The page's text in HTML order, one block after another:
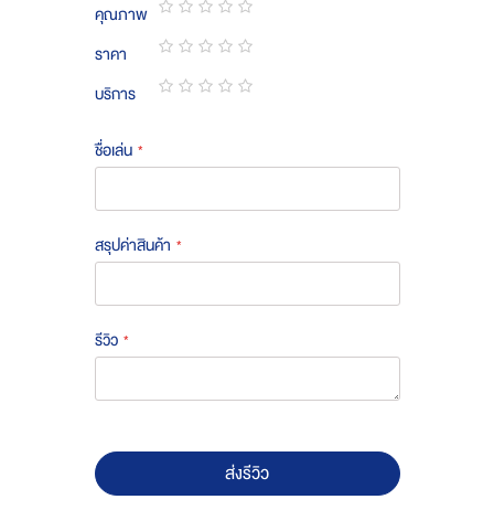
คุณภาพ
1
star
2
stars
3
stars
4
stars
5
stars
ราคา
1
star
2
stars
3
stars
4
stars
5
stars
บริการ
ชื่อเล่น
สรุปค่าสินค้า
รีวิว
ส่งรีวิว